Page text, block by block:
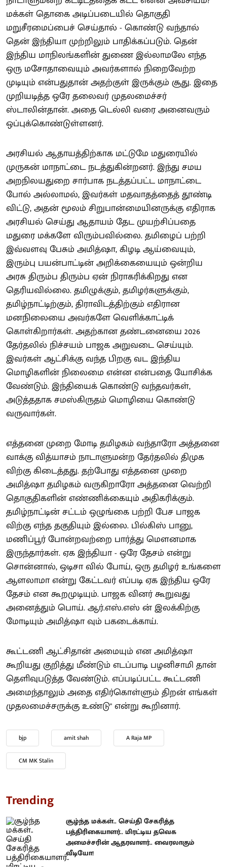
மக்கள் தொகை அடிப்படையில் தொகுதி
மறுசீரமைப்பைச் செய்தால் - கொண்டு வந்தால்
தென் இந்தியா முற்றிலும் பாதிக்கப்படும். தென்
இந்திய மாநிலங்களின் துணை இல்லாமலே எந்த
ஒரு மசோதாவையும் அவர்களால் நிறைவேற்ற
முடியும் என்பதுதான் அதற்குள் இருக்கும் சூது. இதை
முறியடித்த ஒரே தலைவர் முதலமைச்சர்
ஸ்டாலின்தான். அதை டெல்லி வரை அனைவரும்
ஒப்புக்கொண்டுள்ளனர்.
அரசியல் ஆதாயத்திற்காக மட்டுமே மதுரையில்
முருகன் மாநாட்டை நடத்துகின்றனர். இந்து சமய
அறநிலயதுறை சார்பாக நடத்தப்பட்ட மாநாட்டை
போல் அல்லாமல், இவர்கள் மதவாதத்தைத் தூண்டி
விட்டு, அதன் மூலம் சிறுபான்மையினருக்கு எதிராக
அரசியல் செய்து ஆதாயம் தேட முயற்சிப்பதை
மதுரை மக்களே விரும்பவில்லை. தமிழைப் பற்றி
இவ்வளவு பேசும் அமித்ஷா, கிழடி ஆய்வையும்,
இரும்பு பயன்பாட்டின் அறிக்கையையும் ஒன்றிய
அரசு திரும்ப திரும்ப ஏன் நிராகரிக்கிறது என
தெரியவில்லை. தமிழுக்கும், தமிழர்களுக்கும்,
தமிழ்நாட்டிற்கும், திராவிடத்திற்கும் எதிரான
மனநிலையை அவர்களே வெளிக்காட்டிக்
கொள்கிறார்கள். அதற்கான தண்டனையை 2026
தேர்தலில் நிச்சயம் பாஜக அறுவடை செய்யும்.
இவர்கள் ஆட்சிக்கு வந்த பிறகு வட இந்திய
மொழிகளின் நிலைமை என்ன என்பதை யோசிக்க
வேண்டும். இந்தியைக் கொண்டு வந்தவர்கள்,
அடுத்ததாக சமஸ்கிருதம் மொழியை கொண்டு
வருவார்கள்.
எத்தனை முறை மோடி தமிழகம் வந்தாரோ அத்தனை
வாக்கு வித்யாசம் நாடாளுமன்ற தேர்தலில் திமுக
விற்கு கிடைத்தது. தற்போது எத்தனை முறை
அமித்ஷா தமிழகம் வருகிறாரோ அத்தனை வெற்றி
தொகுதிகளின் எண்ணிக்கையும் அதிகரிக்கும்.
தமிழ்நாட்டின் சட்டம் ஒழுங்கை பற்றி பேச பாஜக
விற்கு எந்த தகுதியும் இல்லை. பில்கிஸ் பானு,
மணிப்பூர் போன்றவற்றை பார்த்து மெளனமாக
இருந்தார்கள். ஏக இந்தியா - ஒரே தேசம் என்று
சொன்னால், ஒடிசா வில் போய், ஒரு தமிழர் உங்களை
ஆளலாமா என்று கேட்டவர் எப்படி ஏக இந்திய ஒரே
தேசம் என கூறமுடியும். பாஜக வினர் கூறுவது
அனைத்தும் பொய். ஆர்.எஸ்.எஸ் ன் இலக்கிற்கு
மோடியும் அமித்ஷா வும் பகடைக்காய்.
கூட்டணி ஆட்சிதான் அமையும் என அமித்ஷா
கூறியது குறித்து மீண்டும் எடப்பாடி பழனிசாமி தான்
தெளிவுபடுத்த வேண்டும். எப்படிப்பட்ட கூட்டணி
அமைந்தாலும் அதை எதிர்கொள்ளும் திறன் எங்கள்
முதலமைச்சருக்கு உண்டு" என்று கூறினார்.
bjp amit shah A Raja MP
CM MK Stalin
Trending
சூழ்ந்த மக்கள்.. செய்தி சேகரித்த
பத்திரிகையாளர்.. மிரட்டிய தவெக
அமைச்சரின் ஆதரவாளர்.. வைரலாகும்
வீடியோ!